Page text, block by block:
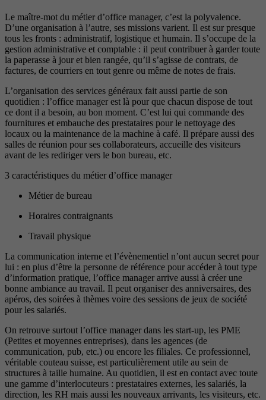
Le maître-mot du métier d’office manager, c’est la polyvalence.
D’une organisation à l’autre, ses missions varient. Il est sur presque
tous les fronts : administratif, logistique et humain. Il s’occupe de la
gestion administrative et comptable : il peut contribuer à garder toute
la paperasse à jour et bien rangée, qu’il s’agisse de contrats, de
factures, de courriers en tout genre ou même de notes de frais.
L’organisation des services généraux fait aussi partie de son
quotidien : l’office manager est là pour que chacun dispose de tout
ce dont il a besoin, au bon moment. C’est lui qui commande des
fournitures et embauche des prestataires pour le nettoyage des
locaux ou la maintenance de la machine à café. Il prépare aussi des
salles de réunion pour ses collaborateurs, accueille des visiteurs
avant de les rediriger vers le bon bureau, etc.
3 caractéristiques du métier d’office manager
Métier de bureau
Horaires contraignants
Travail physique
La communication interne et l’évènementiel n’ont aucun secret pour
lui : en plus d’être la personne de référence pour accéder à tout type
d’information pratique, l’office manager arrive aussi à créer une
bonne ambiance au travail. Il peut organiser des anniversaires, des
apéros, des soirées à thèmes voire des sessions de jeux de société
pour les salariés.
On retrouve surtout l’office manager dans les start-up, les PME
(Petites et moyennes entreprises), dans les agences (de
communication, pub, etc.) ou encore les filiales. Ce professionnel,
véritable couteau suisse, est particulièrement utile au sein de
structures à taille humaine. Au quotidien, il est en contact avec toute
une gamme d’interlocuteurs : prestataires externes, les salariés, la
direction, les RH mais aussi les nouveaux arrivants, les visiteurs, etc.